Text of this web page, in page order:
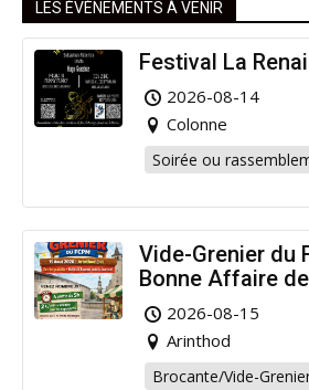
LES ÉVÉNEMENTS À VENIR
Festival La
2026-08-14
Colonne
Soirée ou
Vide-Grenier du
Bonne Affaire de
Arinthod !
2026-08-15
Arinthod
Brocante/Vide-